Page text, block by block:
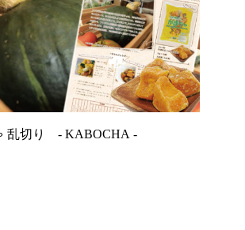
乱切り ‐ KABOCHA ‐